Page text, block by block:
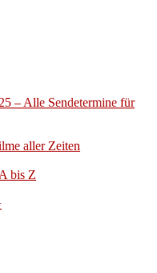
– Alle Sendetermine für
aller Zeiten
bis Z